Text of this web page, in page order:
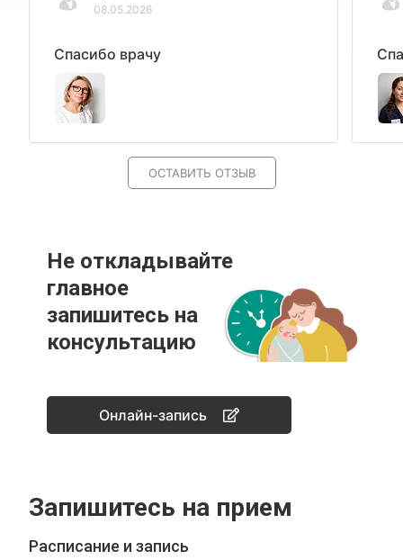
08.05.2026
Спасибо врачу
ОСТАВИТЬ ОТЗЫВ
Не откладывайте
главное
запишитесь на
консультацию
Онлайн-запись
Запишитесь на прием
Расписание и запись